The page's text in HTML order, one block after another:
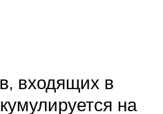
входящих в
на